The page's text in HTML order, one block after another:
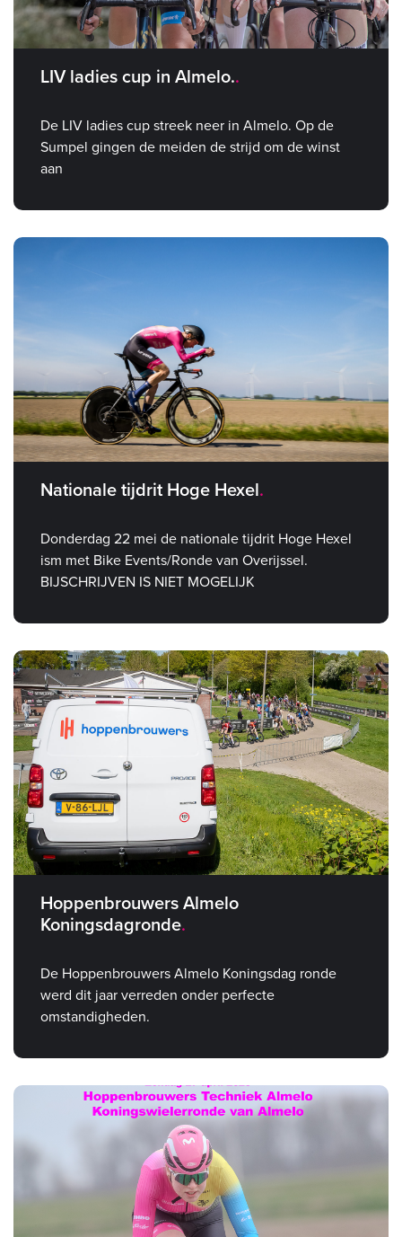
LIV ladies cup in Almelo.
De LIV ladies cup streek neer in Almelo. Op de
Sumpel gingen de meiden de strijd om de winst
aan
Nationale tijdrit Hoge Hexel
Donderdag 22 mei de nationale tijdrit Hoge Hexel
ism met Bike Events/Ronde van Overijssel.
BIJSCHRIJVEN IS NIET MOGELIJK
Hoppenbrouwers Almelo
Koningsdagronde
De Hoppenbrouwers Almelo Koningsdag ronde
werd dit jaar verreden onder perfecte
omstandigheden.